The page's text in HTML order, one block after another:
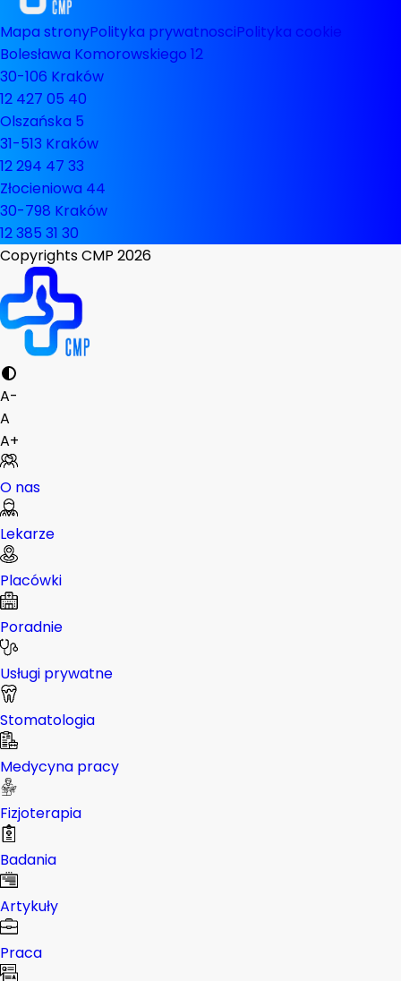
Mapa stronyPolityka prywatnosciPolityka cookie
Bolesława Komorowskiego 12
30-106 Kraków
12 427 05 40
Olszańska 5
31-513 Kraków
12 294 47 33
Złocieniowa 44
30-798 Kraków
12 385 31 30
Copyrights CMP 2026
A-
A
A+
O nas
Lekarze
Placówki
Poradnie
Usługi prywatne
Stomatologia
Medycyna pracy
Fizjoterapia
Badania
Artykuły
Praca